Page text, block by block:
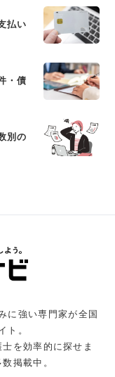
払い
・債
別の
に強い専門家が全国
ト。
を効率的に探せま
掲載中。